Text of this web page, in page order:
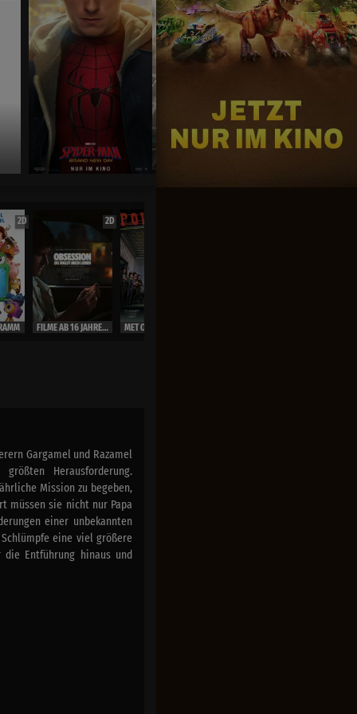
:Brand New Day
Kino
2D 2D
FILME AB 16 JAHRE ( Ausweis)
Gargamel und Razamel
Herausforderung.
Mission zu begeben,
müssen sie nicht nur Papa
einer unbekannten
eine viel größere
Entführung hinaus und